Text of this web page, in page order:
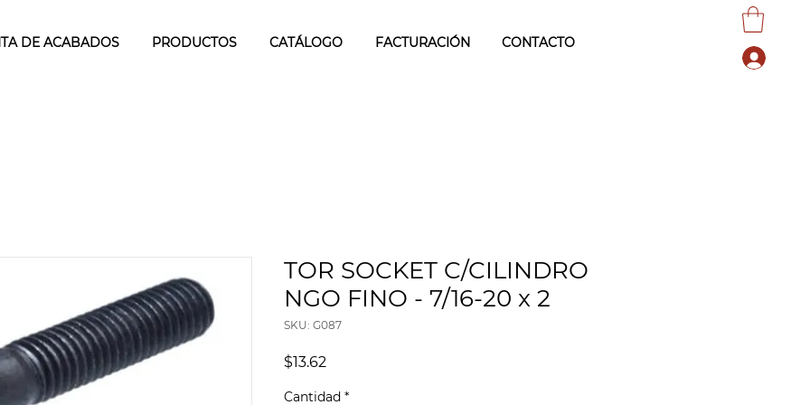
DE ACABADOS PRODUCTOS CATÁLOGO FACTURACIÓN CONTACTO
TOR SOCKET C/CILINDRO
NGO FINO - 7/16-20 x 2
SKU: G087
$13.62
Cantidad *